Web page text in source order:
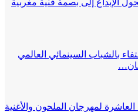
الإبداع إلى بصمة فنية مغربية
بالشباب السينمائي العالمي
لمهرجان الملحون والأغنية